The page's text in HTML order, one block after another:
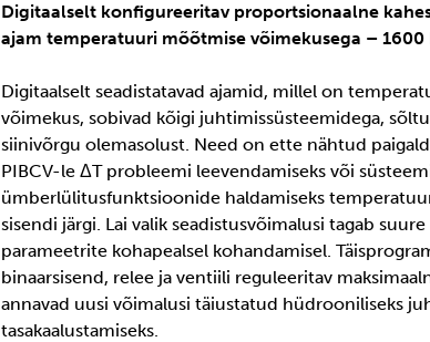
Digitaalselt konfigureeritav proportsionaalne
ajam temperatuuri mõõtmise võimekusega – 1600
Digitaalselt seadistatavad ajamid, millel on
võimekus, sobivad kõigi juhtimissüsteemidega,
siinivõrgu olemasolust. Need on ette nähtud
PIBCV-le ΔT probleemi leevendamiseks või
ümberlülitusfunktsioonide haldamiseks
sisendi järgi. Lai valik seadistusvõimalusi tagab
parameetrite kohapealsel kohandamisel.
binaarsisend, relee ja ventiili reguleeritav
annavad uusi võimalusi täiustatud hüdrooniliseks
tasakaalustamiseks.